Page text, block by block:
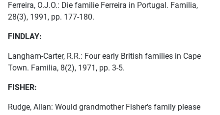
Ferreira, O.J.O.: Die familie Ferreira in Portugal. Familia,
28(3), 1991, pp. 177-180.
FINDLAY:
Langham-Carter, R.R.: Four early British families in Cape
Town. Familia, 8(2), 1971, pp. 3-5.
FISHER:
Rudge, Allan: Would grandmother Fisher's family please